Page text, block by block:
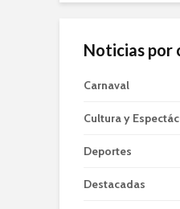
Noticias por
Carnaval
Cultura y
Deportes
Destacadas